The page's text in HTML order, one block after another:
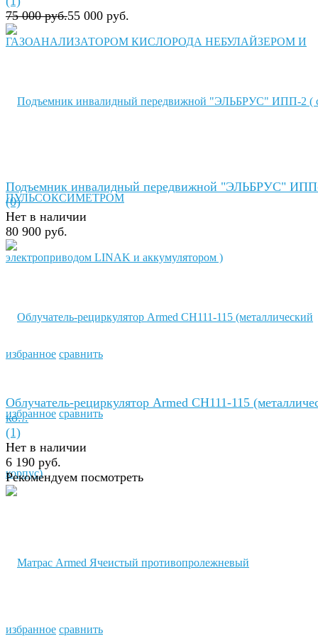
избранное сравнить
75 000 руб.55 000 руб.
избранное сравнить
Подъемник инвалидный передвижной "ЭЛЬБРУС"
(0)
Нет в наличии
80 900 руб.
избранное сравнить
Облучатель-рециркулятор Armed СH111-115
ко...
(1)
Нет в наличии
6 190 руб.
Рекомендуем посмотреть